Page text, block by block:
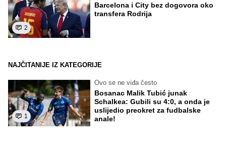
2
Barcelona i City bez dogovora oko
transfera Rodrija
NAJČITANIJE IZ KATEGORIJE
1
Ovo se ne viđa često
Bosanac Malik Tubić junak
Schalkea: Gubili su 4:0, a onda je
uslijedio preokret za fudbalske
anale!